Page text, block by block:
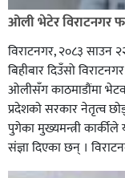
ओली भेटेर विराटनगर
विराटनगर, २०८३ साउन
बिहीबार दिउँसो
ओलीसँग काठमाडौंमा
प्रदेशकाे सरकार नेतृत्व
पुगेका मुख्यमन्त्री
संज्ञा दिएका छन् ।